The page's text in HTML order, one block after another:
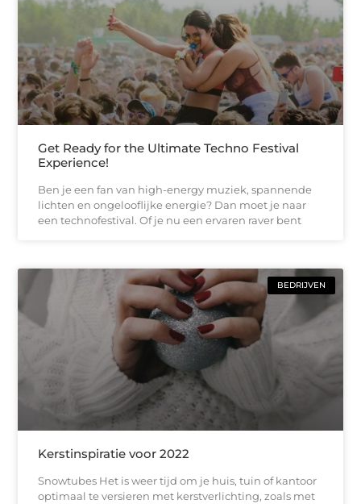
Get Ready for the Ultimate Techno Festival
Experience!
Ben je een fan van high-energy muziek, spannende
lichten en ongelooflijke energie? Dan moet je naar
een technofestival. Of je nu een ervaren raver bent
BEDRIJVEN
Kerstinspiratie voor 2022
Snowtubes Het is weer tijd om je huis, tuin of kantoor
optimaal te versieren met kerstverlichting, zoals met